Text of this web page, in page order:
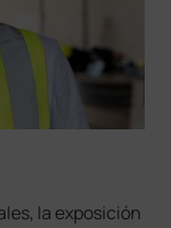
la exposición